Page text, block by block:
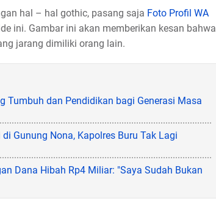
hal – hal gothic, pasang saja Foto Profil WA
ini. Gambar ini akan memberikan kesan bahwa
jarang dimiliki orang lain.
Tumbuh dan Pendidikan bagi Generasi Masa
Gunung Nona, Kapolres Buru Tak Lagi
Dana Hibah Rp4 Miliar: "Saya Sudah Bukan